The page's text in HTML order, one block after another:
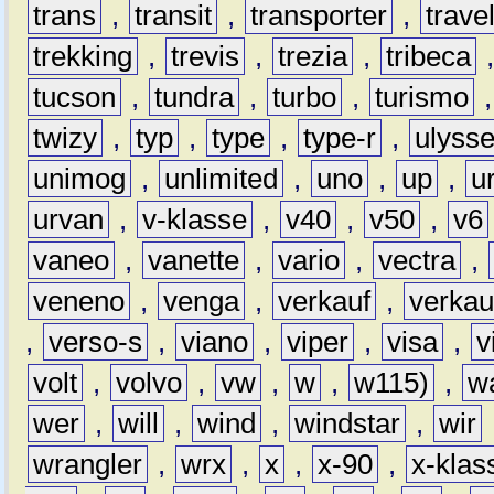
trans , transit , transporter ,
trekking
, trevis , trezia , tribeca
tucson
, tundra , turbo , turismo
twizy , typ , type , type-r ,
unimog
, unlimited , uno , up ,
urvan
, v-klasse , v40 , v50 , v6
vaneo , vanette , vario , vectra ,
veneno , venga , verkauf ,
, verso-s , viano , viper , visa ,
volt , volvo , vw , w , w115) ,
wer , will , wind , windstar , wir
wrangler , wrx , x , x-90 , x-